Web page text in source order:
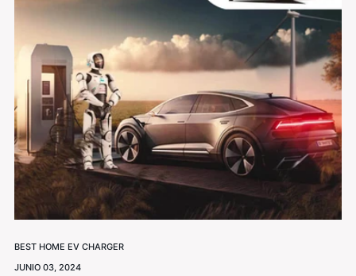
BEST HOME EV CHARGER
JUNIO 03, 2024